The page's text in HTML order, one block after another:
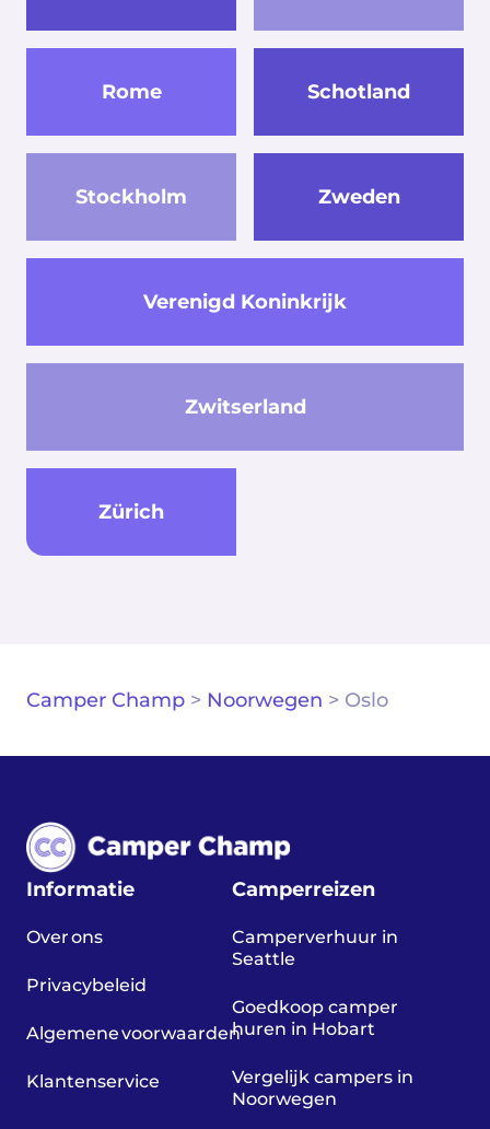
Rome Schotland
Stockholm
Verenigd Koninkrijk
Zweden
Zwitserland
Zürich
Camper Champ > Noorwegen > Oslo
Informatie
Over ons
Privacybeleid
Algemene voorwaarden
Klantenservice
Camperreizen
Camperverhuur in
Seattle
Goedkoop camper
huren in Hobart
Vergelijk campers in
Noorwegen